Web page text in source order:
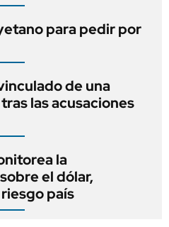
para pedir por
de una
las acusaciones
la
el dólar,
país